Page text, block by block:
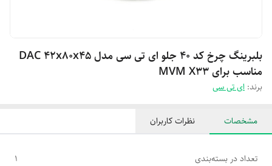
بلبرینگ چرخ کد ۴۰ جلو ای تی سی مدل DAC 42x80x45
مناسب برای MVM X33
برند: ای تی سی
مشخصات نظرات کاربران
تعداد در بسته‌بندی 1